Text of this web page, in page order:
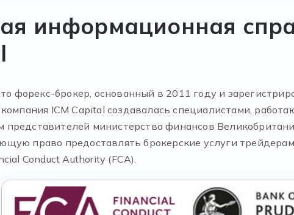
информационная
форекс-брокер, основанный в 2011 году и
компания ICM Capital создавалась специалистами,
представителей министерства финансов
право предоставлять брокерские услуги
Conduct Authority (FCA).